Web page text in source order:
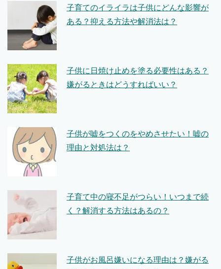
子育てのイライラは子供にどんな影響が
ある？抑える方法や解消法は？
子供に日焼け止めを塗る必要性はある？
嫌がるときはどうすればいい？
子供が嘘をつくのをやめさせたい！嘘の
理由と対処法は？
子育て中の寝不足がつらい！いつまで続
く？解消する方法はあるの？
子供がお風呂嫌いになる理由は？嫌がる